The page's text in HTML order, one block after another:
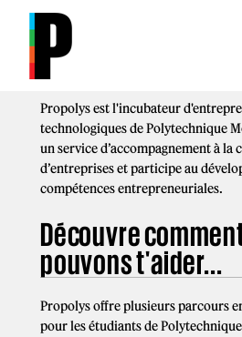
Aller au contenu principal
Propolys c'est quoi?
Propolys est l'incubateur
technologiques de Polytechnique
un service d’accompagnement à la
d’entreprises et participe au
compétences entrepreneuriales.
Découvre
pouvons t'aider...
Propolys offre plusieurs parcours
pour les étudiants de